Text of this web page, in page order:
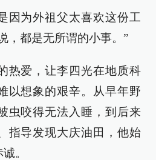
因为外祖父太喜欢这份工
，都是无所谓的小事。”
热爱，让李四光在地质科
以想象的艰辛。从早年野
虫咬得无法入睡，到后来
指导发现大庆油田，他始
。